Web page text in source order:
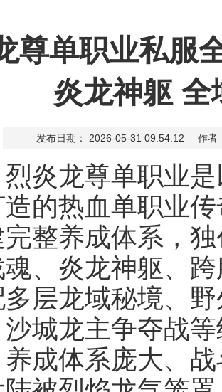
尊单职业私服
炎龙神躯 全
发布日期： 2026-05-31 09:54:12 作者
龙尊单职业是
的热血单职业
整养成体系，
、炎龙神躯、
层龙域秘境、
城龙主争夺战
成体系庞大、